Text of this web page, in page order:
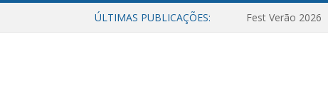
ÚLTIMAS PUBLICAÇÕES: Fest Verão 2026